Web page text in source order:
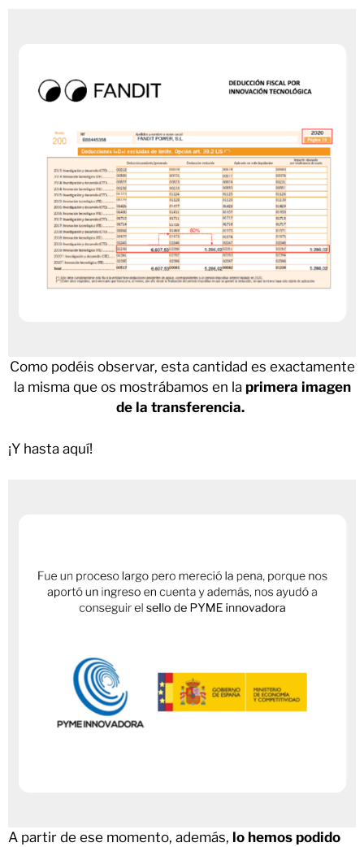
Como podéis observar, esta cantidad es exactamente
la misma que os mostrábamos en la primera imagen
de la transferencia.
¡Y hasta aquí!
A partir de ese momento, además, lo hemos podido